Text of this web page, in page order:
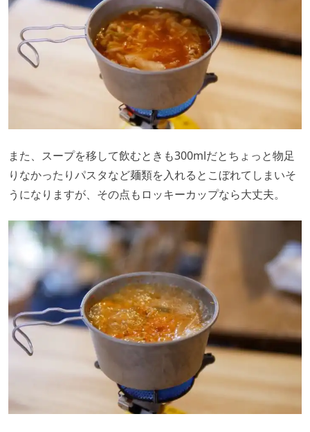
また、スープを移して飲むときも300mlだとちょっと物足
りなかったりパスタなど麺類を入れるとこぼれてしまいそ
うになりますが、その点もロッキーカップなら大丈夫。